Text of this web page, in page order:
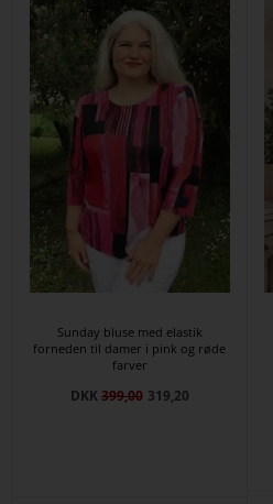
Sunday bluse med elastik
forneden til damer i pink og røde
farver
DKK399,00 319,20